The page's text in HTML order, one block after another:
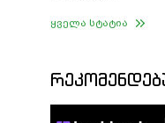
ყველა სტატია